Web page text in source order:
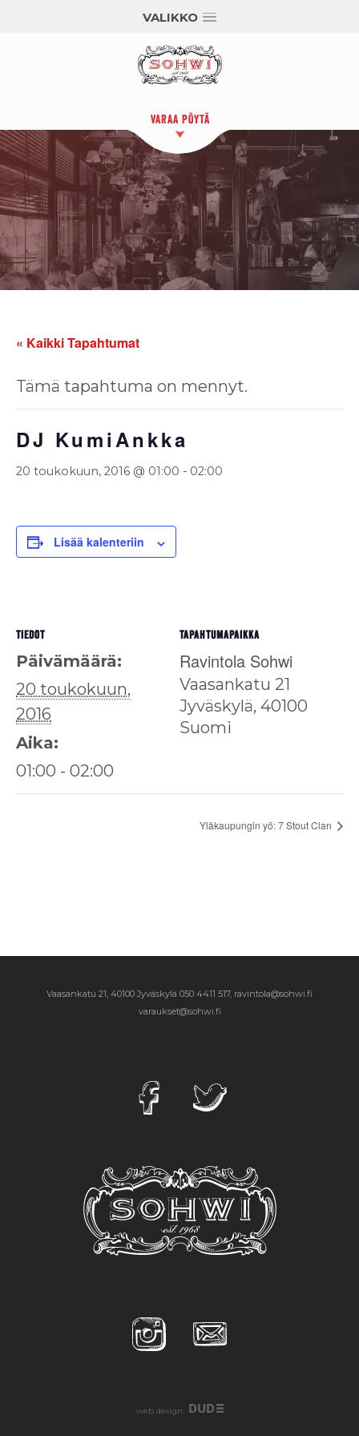
VALIKKO
VARAA PÖYTÄ
« Kaikki Tapahtumat
Tämä tapahtuma on mennyt.
DJ KumiAnkka
20 toukokuun, 2016 @ 01:00 - 02:00
Lisää kalenteriin
TIEDOT
Päivämäärä:
20 toukokuun,
2016
Aika:
01:00 - 02:00
TAPAHTUMAPAIKKA
Ravintola Sohwi
Vaasankatu 21
Jyväskylä, 40100
Suomi
Yläkaupungin yö: 7 Stout Clan
Vaasankatu 21, 40100 Jyväskylä 050 4411 517, ravintola@sohwi.fi
varaukset@sohwi.fi
web design: DUD